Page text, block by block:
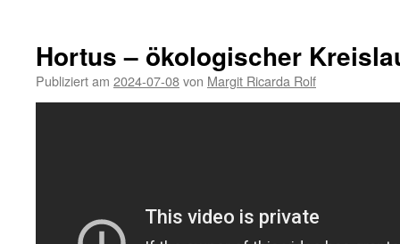
Falschinformation
der
Hortus – ökologischer
Publiziert am 2024-07-08von Margit Ricarda Rolf